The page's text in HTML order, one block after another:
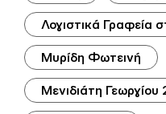
Λογιστικά Γραφεία
Μυρίδη Φωτεινή
Μενιδιάτη Γεωργίου